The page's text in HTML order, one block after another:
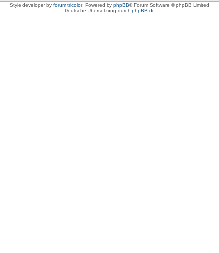
Style developer by forum tricolor, Powered by phpBB® Forum Software © phpBB Limited
Deutsche Übersetzung durch phpBB.de